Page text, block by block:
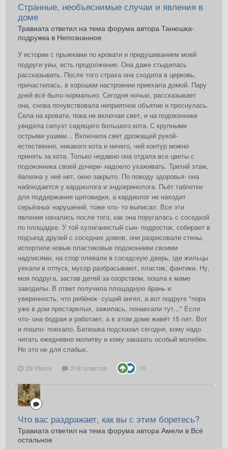
Странные, необъяснимые случаи и явления в
доме
Травиата ответил на тема форума автора Танюшка-
подружка в Непознанное
У истории с прыжками по кровати и придушиванием моей
подруги увы, есть продолжение. Она даже стыдилась
рассказывать. После того страха она сходила в церковь,
причастилась, в хорошем настроении приехала домой. Пару
дней всё было нормально. Сегодня ночью, рассказывает
она, снова почувствовала неприятное объятие и проснулась.
Села на кровати, пока не включая свет, и на подоконнике
увидела силуэт сидящего большого кота. С крупными
острыми ушами... Включила свет дрожащей рукой-
естественно, никакого кота и ничего, чей контур можно
принять за кота. Только недавно она отдала все цветы с
подоконника своей дочери- надоело ухаживать. Третий этаж,
балкона у неё нет, окно закрыто. По поводу здоровья- она
наблюдается у кардиолога и эндокринолога. Пьёт таблетки
для поддержания щитовидки, а кардиолог не находит
серьёзных нарушений, тоже что- то выписал. Все эти
явления начались после того, как она поругалась с соседкой
по площадке. У той хулиганистый сын- подросток, собирает в
подъезд друзей с соседних домов, они разрисовали стены,
испортили новые пластиковые подоконники своими
надписями, на спор плевали в соседскую дверь, где жильцы
уехали в отпуск, мусор разбрасывают, пластик, фантики. Ну,
моя подруга, застав детей за озорством, пошла к маме
заводилы. В ответ получила площадную брань и
уверенность, что ребёнок- сущий ангел, а вот подруге "пора
уже в дом престарелых, зажилась, понаехали тут..." Если
что- она бодрая и работает, а в этом доме живёт 15 лет. Вот
и пошло- поехало. Батюшка подсказал сегодня, кому надо
читать ежедневно молитву и кому заказать особый молебен.
Но это не для слабых.
29 Июля
318 ответов 10
Что вас раздражает, как вы с этим боретесь?
Травиата ответил на тема форума автора Амели в Всё
остальное